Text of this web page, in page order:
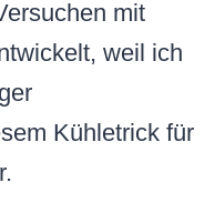
mit
weil ich
Kühletrick für